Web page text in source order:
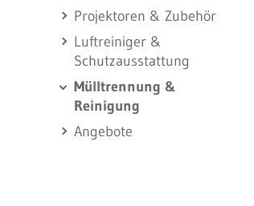
Projektoren & Zubehör
Luftreiniger &
Schutzausstattung
Mülltrennung &
Reinigung
Angebote